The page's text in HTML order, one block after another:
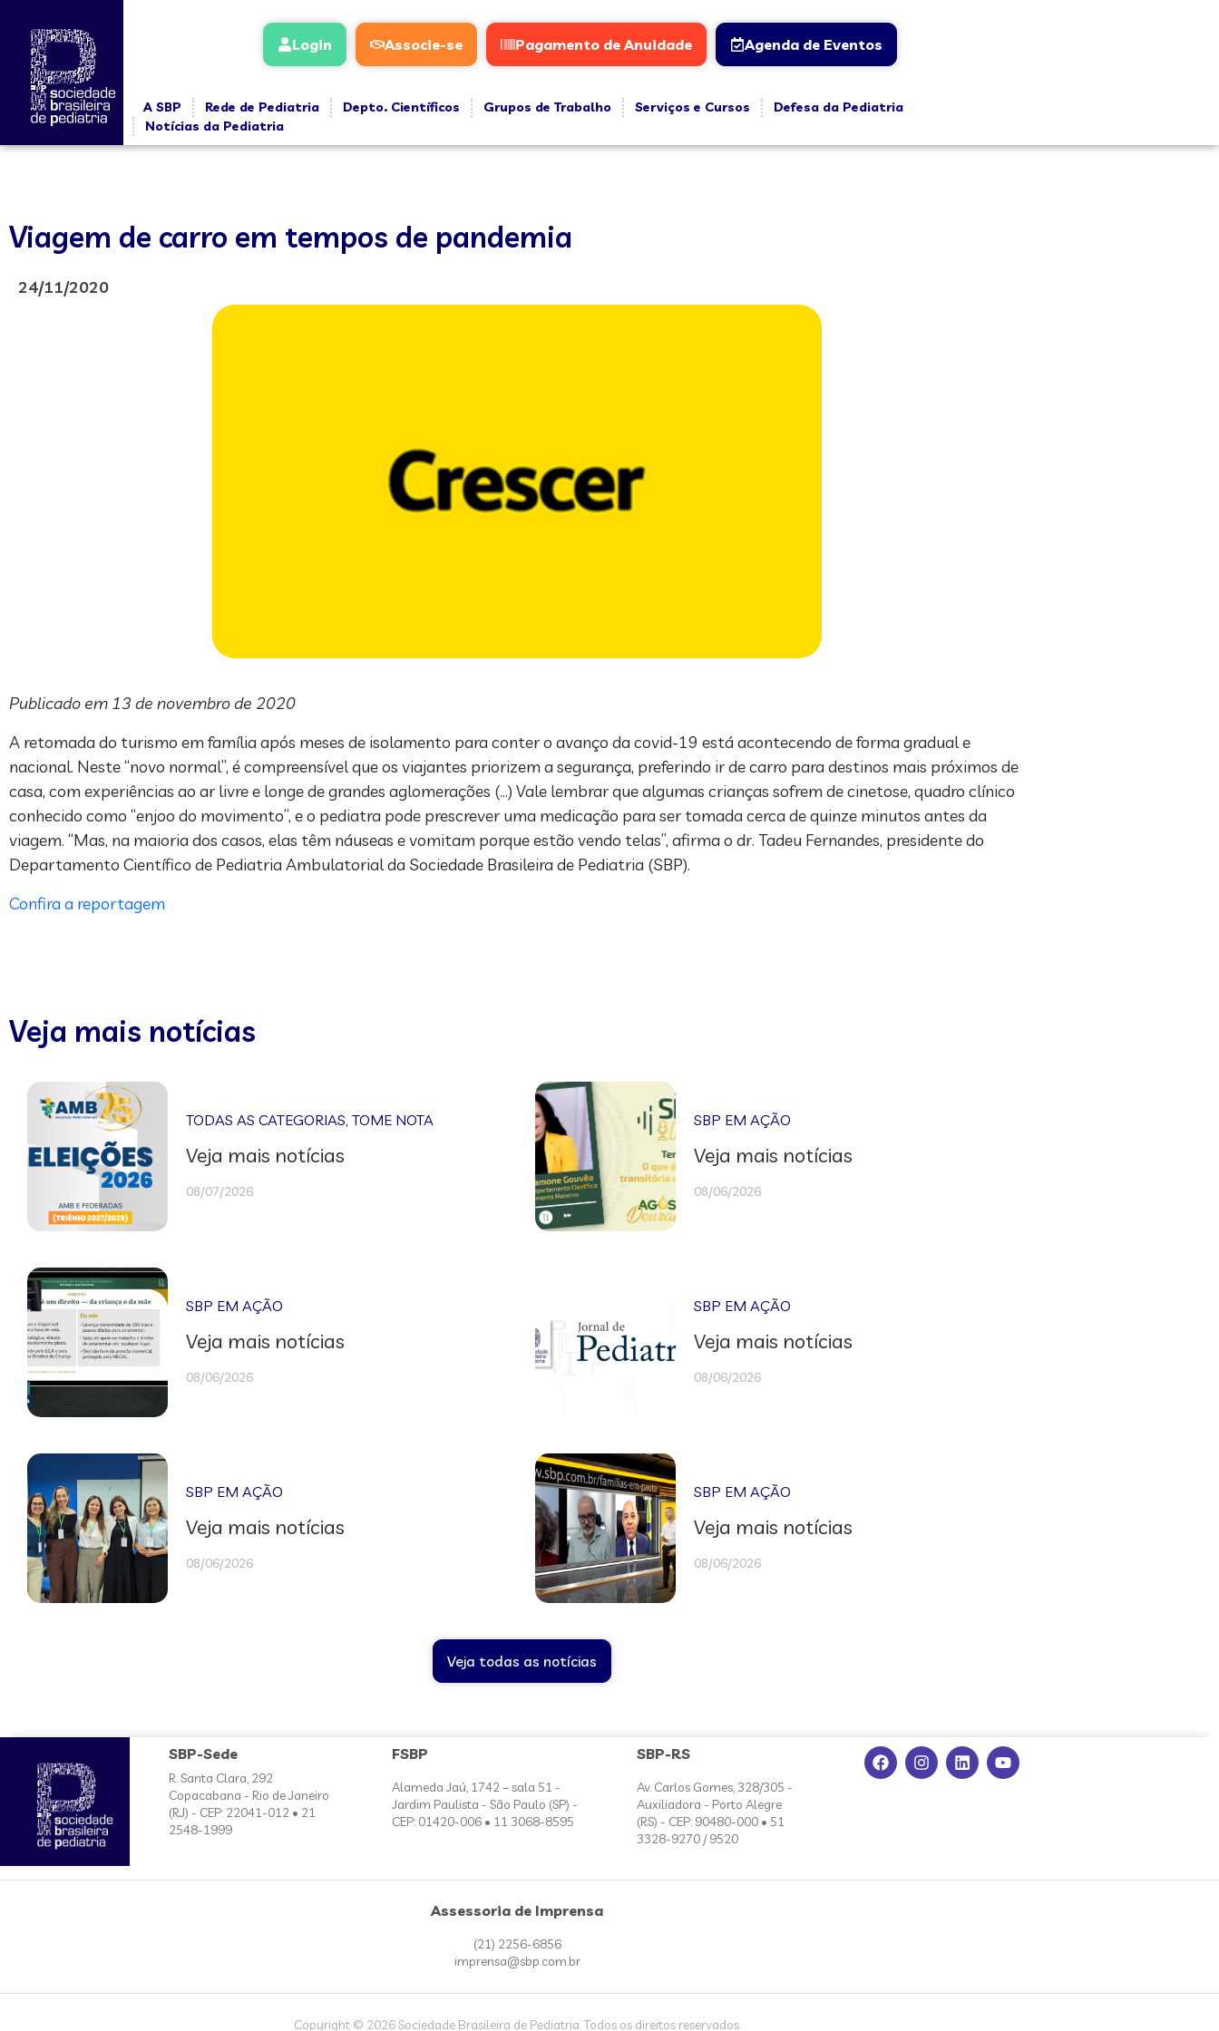
Login Associe-se Pagamento de Anuidade Agenda de Eventos
A SBP Rede de Pediatria Depto. Científicos Grupos de Trabalho Serviços e Cursos
Defesa da Pediatria
Notícias da Pediatria
Viagem de carro em tempos de pandemia
24/11/2020
Publicado em 13 de novembro de 2020
A retomada do turismo em família após meses de isolamento para conter o avanço da covid-19 está acontecendo de forma gradual e
nacional. Neste “novo normal”, é compreensível que os viajantes priorizem a segurança, preferindo ir de carro para destinos mais próximos de
casa, com experiências ao ar livre e longe de grandes aglomerações (…) Vale lembrar que algumas crianças sofrem de cinetose, quadro clínico
conhecido como “enjoo do movimento”, e o pediatra pode prescrever uma medicação para ser tomada cerca de quinze minutos antes da
viagem. “Mas, na maioria dos casos, elas têm náuseas e vomitam porque estão vendo telas”, afirma o dr. Tadeu Fernandes, presidente do
Departamento Científico de Pediatria Ambulatorial da Sociedade Brasileira de Pediatria (SBP).
Confira a reportagem
Veja mais notícias
TODAS AS CATEGORIAS ,TOME NOTA
Veja mais notícias
08/07/2026
SBP EM AÇÃO
Veja mais notícias
08/06/2026
SBP EM AÇÃO
Veja mais notícias
08/06/2026
SBP EM AÇÃO
Veja mais notícias
08/06/2026
SBP EM AÇÃO
Veja mais notícias
08/06/2026
SBP EM AÇÃO
Veja mais notícias
08/06/2026
Veja todas as notícias
SBP-Sede
R. Santa Clara, 292
Copacabana - Rio de Janeiro
(RJ) - CEP: 22041-012 • 21
2548-1999
FSBP
Alameda Jaú, 1742 – sala 51 -
Jardim Paulista - São Paulo (SP) -
CEP: 01420-006 • 11 3068-8595
SBP-RS
Av. Carlos Gomes, 328/305 -
Auxiliadora - Porto Alegre
(RS) - CEP: 90480-000 • 51
3328-9270 / 9520
Assessoria de Imprensa
(21) 2256-6856
imprensa@sbp.com.br
Copyright © 2026 Sociedade Brasileira de Pediatria. Todos os direitos reservados.